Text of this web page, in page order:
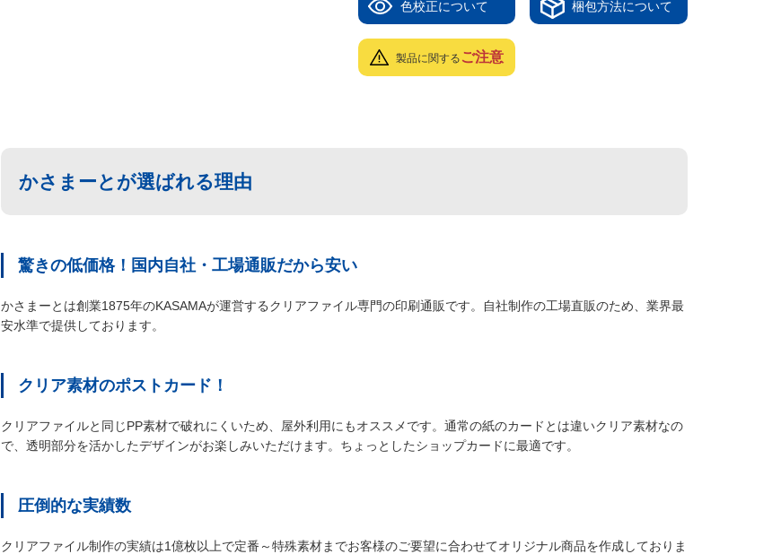
色校正について 梱包方法について
製品に関する ご注意
かさまーとが選ばれる理由
驚きの低価格！国内自社・工場通販だから安い
かさまーとは創業1875年のKASAMAが運営するクリアファイル専門の印刷通販です。自社制作の工場直販のため、業界最
安水準で提供しております。
クリア素材のポストカード！
クリアファイルと同じPP素材で破れにくいため、屋外利用にもオススメです。通常の紙のカードとは違いクリア素材なの
で、透明部分を活かしたデザインがお楽しみいただけます。ちょっとしたショップカードに最適です。
圧倒的な実績数
クリアファイル制作の実績は1億枚以上で定番～特殊素材までお客様のご要望に合わせてオリジナル商品を作成しておりま